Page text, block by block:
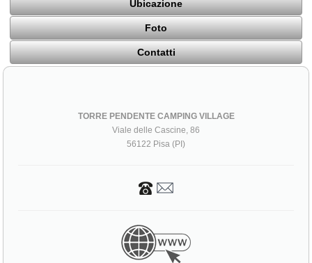
Ubicazione
Foto
Contatti
TORRE PENDENTE CAMPING VILLAGE
Viale delle Cascine, 86
56122 Pisa (PI)